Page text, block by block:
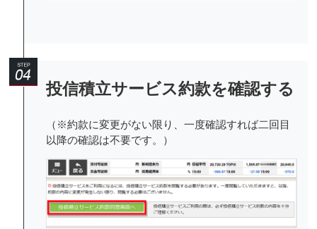
投信積立サービス約款を確認する
（※約款に変更がない限り、一度確認すれば二回目
以降の確認は不要です。）